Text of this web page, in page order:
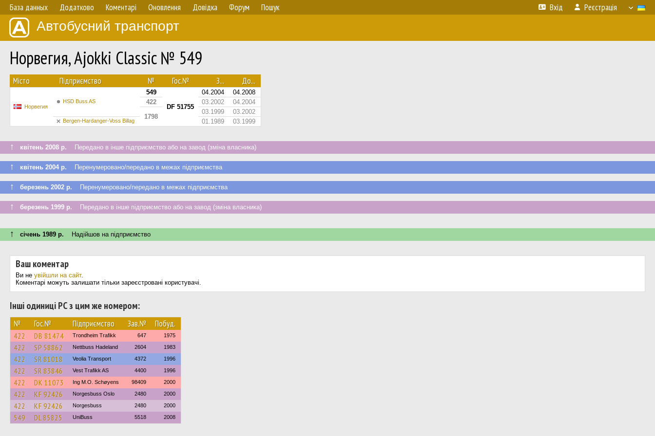
База данных Додатково Коментарі Оновлення Довідка Форум Пошук Вхід Реєстрація
Автобусний транспорт
Норвегия, Ajokki Classic № 549
Мiсто Підприємство № Гос.№ З... До...
Норвегия
HSD Buss AS
549
DF 51755
04.2004
04.2008
422
03.2002
04.2004
1798
03.1999 03.2002
Bergen-Hardanger-Voss Billag 01.1989 03.1999
↑ квітень 2008 р. Передано в інше підприємство або на завод (зміна власника)
↑ квітень 2004 р. Перенумеровано/передано в межах підприємства
↑ березень 2002 р. Перенумеровано/передано в межах підприємства
↑ березень 1999 р. Передано в інше підприємство або на завод (зміна власника)
↑ січень 1989 р. Надійшов на підприємство
Ваш коментар
Ви не увійшли на сайт.
Коментарі можуть залишати тільки зареєстровані користувачі.
Інші одиниці РС з цим же номером:
№ Гос.№ Підприємство Зав.№ Побуд.
422 DB 81474 Trondheim Trafikk 647 1975
422 SP 58862 Nettbuss Hadeland 2604 1983
422 SR 81018 Veolia Transport 4372 1996
422 SR 83846 Vest Trafikk AS 4400 1996
422 DK 11073 Ing M.O. Schøyens 98409 2000
422 KF 92426 Norgesbuss Oslo 2480 2000
422 KF 92426 Norgesbuss 2480 2000
549 DL 85825 UniBuss 5518 2008